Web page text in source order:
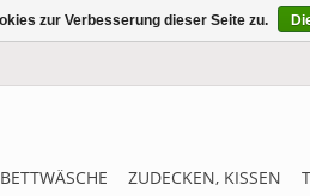
BETTWÄSCHE ZUDECKEN, KISSEN
zur Verbesserung dieser Seite zu.